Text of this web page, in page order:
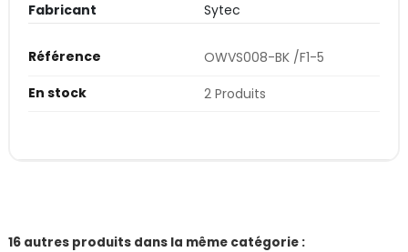
Fabricant
Sytec
Référence
OWVS008-BK /F1-5
En stock
2 Produits
16 autres produits dans la même catégorie :